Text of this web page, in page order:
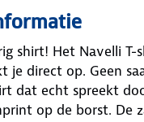
shirt! Het Navelli T-
je direct op. Geen
dat echt spreekt
op de borst. De